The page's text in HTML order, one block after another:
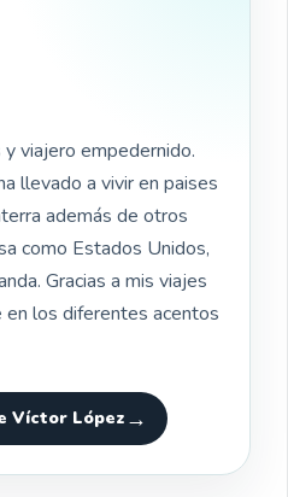
viajero empedernido.
llevado a vivir en paises
además de otros
como Estados Unidos,
Gracias a mis viajes
los diferentes acentos
Víctor López